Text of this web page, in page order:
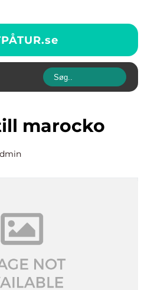
se
marocko